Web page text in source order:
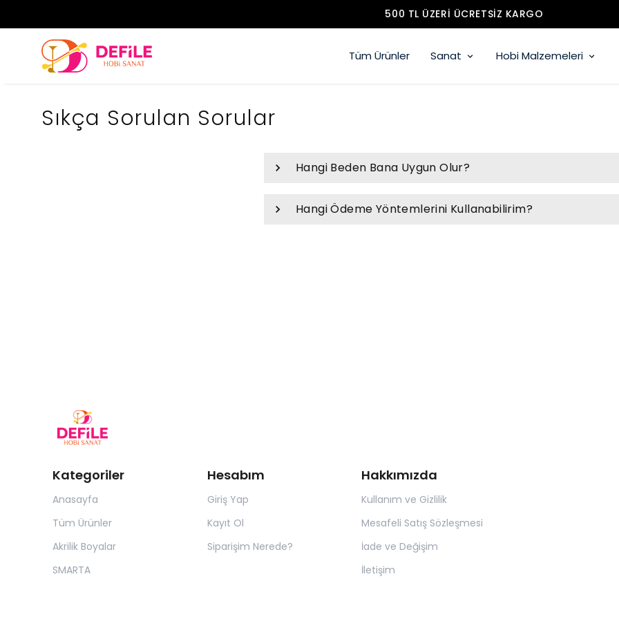
500 TL ÜZERI ÜCRETSIZ KARGO
Tüm Ürünler Sanat Hobi Malzemeleri
Sıkça Sorulan Sorular
Hangi Beden Bana Uygun Olur?
Hangi Ödeme Yöntemlerini Kullanabilirim?
Kategoriler
Anasayfa
Tüm Ürünler
Akrilik Boyalar
SMARTA
Hesabım
Giriş Yap
Kayıt Ol
Siparişim Nerede?
Hakkımızda
Kullanım ve Gizlilik
Mesafeli Satış Sözleşmesi
İade ve Değişim
İletişim